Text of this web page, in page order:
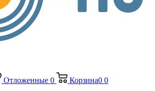
Отложенные 0 Корзина0 0